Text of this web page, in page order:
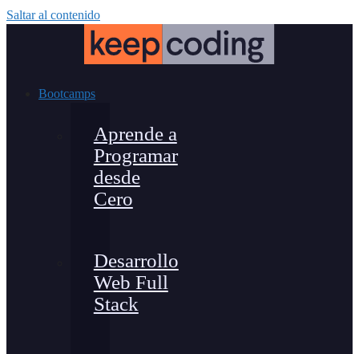
Saltar al contenido
Bootcamps
Aprende a
Programar
desde
Cero
Desarrollo
Web Full
Stack